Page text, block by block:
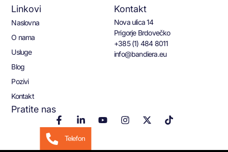
Linkovi
Naslovna
O nama
Usluge
Blog
Pozivi
Kontakt
Kontakt
Nova ulica 14
Prigorje Brdovečko
+385 (1) 484 8011
info@bandiera.eu
Pratite nas
Telefon